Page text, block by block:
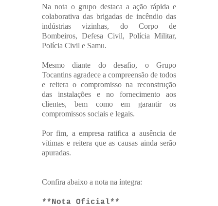
Na nota o grupo destaca a ação rápida e
colaborativa das brigadas de incêndio das
indústrias vizinhas, do Corpo de
Bombeiros, Defesa Civil, Polícia Militar,
Polícia Civil e Samu.
Mesmo diante do desafio, o Grupo
Tocantins agradece a compreensão de todos
e reitera o compromisso na reconstrução
das instalações e no fornecimento aos
clientes, bem como em garantir os
compromissos sociais e legais.
Por fim, a empresa ratifica a ausência de
vítimas e reitera que as causas ainda serão
apuradas.
Confira abaixo a nota na íntegra:
**Nota Oficial**